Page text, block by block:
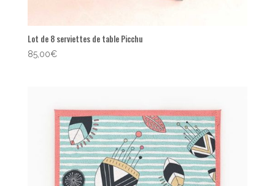
Lot de 8 serviettes de table Picchu
85,00€